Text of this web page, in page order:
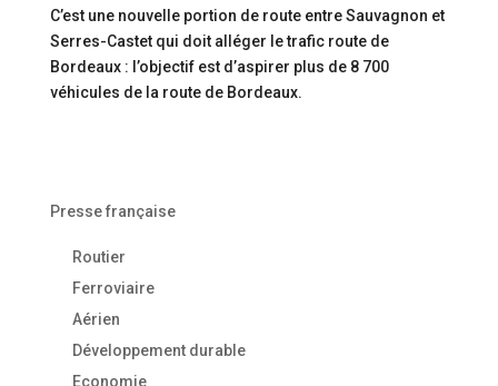
C’est une nouvelle portion de route entre Sauvagnon et
Serres-Castet qui doit alléger le trafic route de
Bordeaux : l’objectif est d’aspirer plus de 8 700
véhicules de la route de Bordeaux.
Presse française
Routier
Ferroviaire
Aérien
Développement durable
Economie